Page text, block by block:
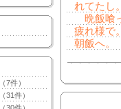
（7件）
（31件）
れてたし
晩飯喰
疲れ様で
朝飯へ。